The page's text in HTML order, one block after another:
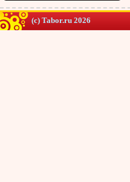
(c) Tabor.ru 2026